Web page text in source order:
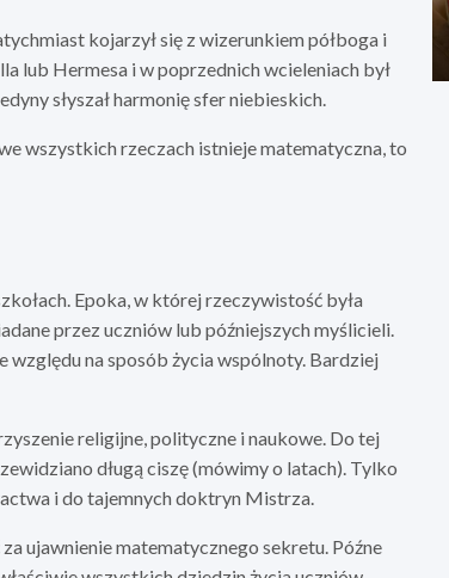
kojarzył się z wizerunkiem półboga i
lub Hermesa i w poprzednich wcieleniach był
słyszał harmonię sfer niebieskich.
wszystkich rzeczach istnieje matematyczna, to
Epoka, w której rzeczywistość była
przez uczniów lub późniejszych myślicieli.
na sposób życia wspólnoty. Bardziej
religijne, polityczne i naukowe. Do tej
długą ciszę (mówimy o latach). Tylko
i do tajemnych doktryn Mistrza.
ujawnienie matematycznego sekretu. Późne